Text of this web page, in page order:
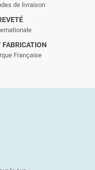
de livraison
Française